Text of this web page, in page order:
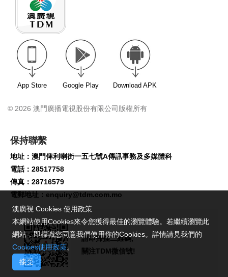
App Store Google Play Download APK
© 2026 澳門廣播電視股份有限公司版權所有
保持聯繫
地址：澳門俾利喇街一五七號A傳訊事務及多媒體科
電話：28517758
傳真：28716579
電郵地址： enquiry@tdm.com.mo
請即掃描二維碼,
關注TDM微信號!
澳廣視 Cookies 使用政策
本網站使用Cookies來令您獲得最佳的瀏覽體驗。若繼續瀏覽此
網站，即標識您同意我們使用你的Cookies。詳情請見我們的
Cookies使用政策。
接受